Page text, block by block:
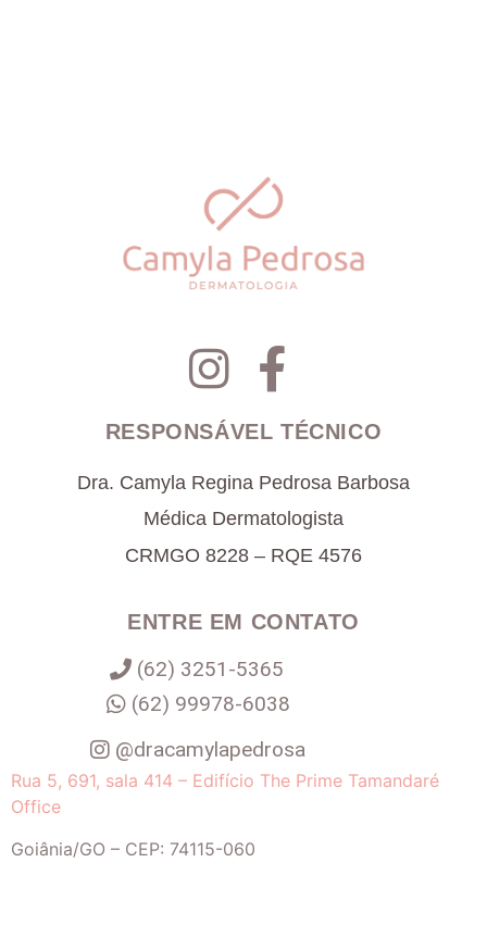
RESPONSÁVEL TÉCNICO
Dra. Camyla Regina Pedrosa Barbosa
Médica Dermatologista
CRMGO 8228 – RQE 4576
ENTRE EM CONTATO
(62) 3251-5365
(62) 99978-6038
@dracamylapedrosa
Rua 5, 691, sala 414 – Edifício The Prime Tamandaré
Office
Goiânia/GO – CEP: 74115-060